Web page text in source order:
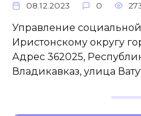
08.12.2023 0
Управление
Иристонскому округу
Адрес 362025,
Владикавказ, улица